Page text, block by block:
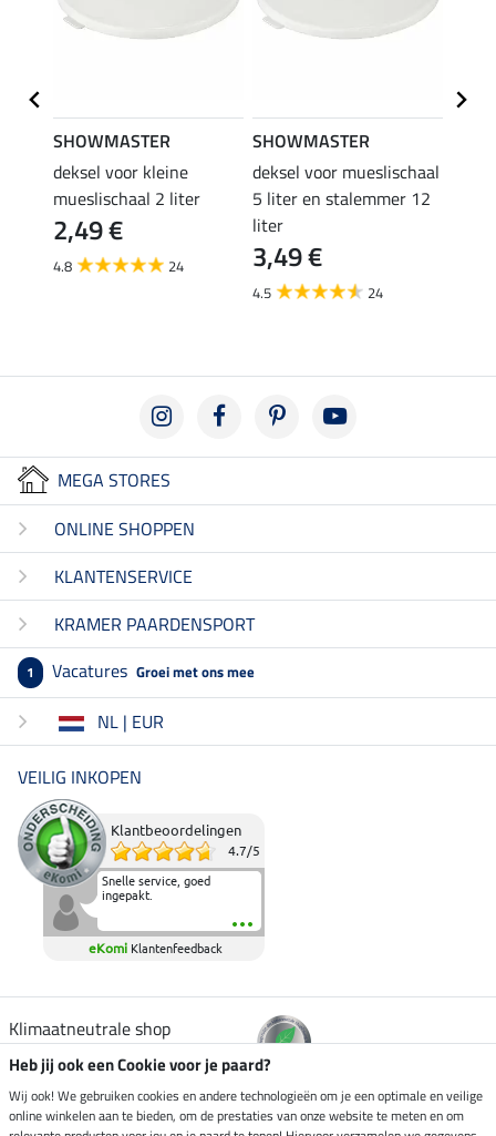
SHOWMASTER
deksel voor kleine
mueslischaal 2 liter
2,49 €
4.8 24
SHOWMASTER
deksel voor mueslischaal
5 liter en stalemmer 12
liter
3,49 €
4.5 24
MEGA STORES
ONLINE SHOPPEN
KLANTENSERVICE
KRAMER PAARDENSPORT
1 Vacatures Groei met ons mee
NL | EUR
VEILIG INKOPEN
Klantbeoordelingen
4.7/5
Snelle service, goed
ingepakt.
eKomi Klantenfeedback
Klimaatneutrale shop
Verzending per
Heb jij ook een Cookie voor je paard?
Wij ook! We gebruiken cookies en andere technologieën om je een optimale en veilige
online winkelen aan te bieden, om de prestaties van onze website te meten en om